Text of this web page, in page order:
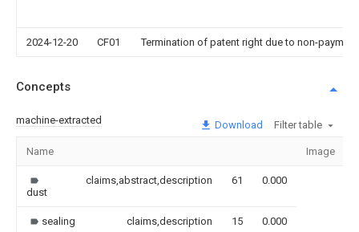
2024-12-20 CF01 Termination of patent right due to non-
Concepts
machine-extracted Download Filter table
Name Image
dust
claims,abstract,description 61 0.000
sealing claims,description 15 0.000